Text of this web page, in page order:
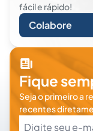
fácil e rápido!
Colabore
Fique
Seja o primeiro a
recentes